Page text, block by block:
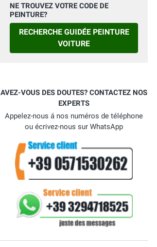
NE TROUVEZ VOTRE CODE DE
PEINTURE?
RECHERCHE GUIDÉE PEINTURE
VOITURE
AVEZ-VOUS DES DOUTES? CONTACTEZ NOS
EXPERTS
Appelez-nous á nos numéros de téléphone
ou écrivez-nous sur WhatsApp